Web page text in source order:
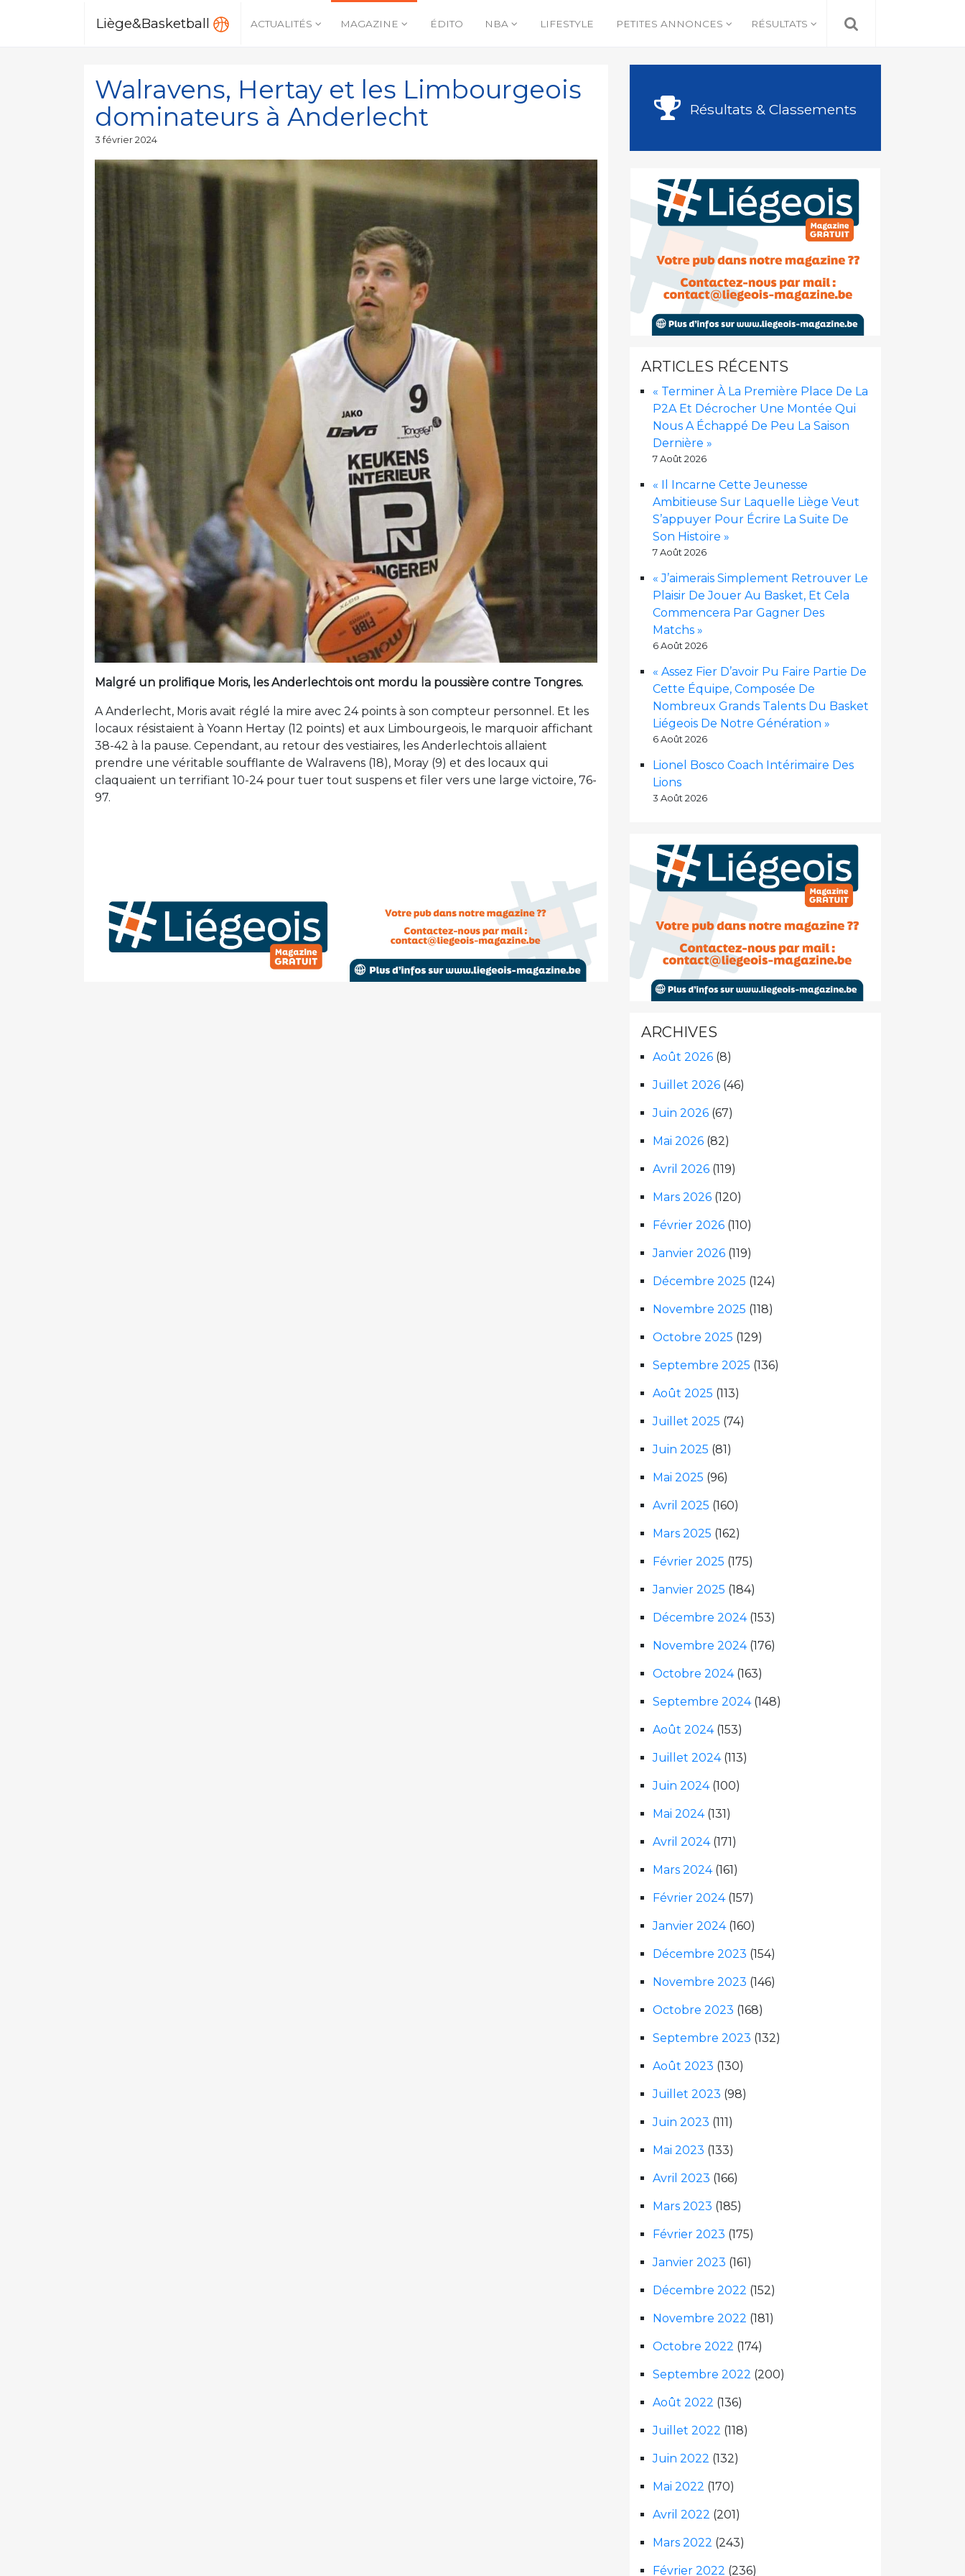
Liège&Basketball ACTUALITÉS MAGAZINE ÉDITO NBA LIFESTYLE PETITES ANNONCES RÉSULTATS
Walravens, Hertay et les Limbourgeois
dominateurs à Anderlecht
Publié
3 février 2024
Malgré un prolifique Moris, les Anderlechtois ont mordu la poussière contre Tongres.
A Anderlecht, Moris avait réglé la mire avec 24 points à son compteur personnel. Et les
locaux résistaient à Yoann Hertay (12 points) et aux Limbourgeois, le marquoir affichant
38-42 à la pause. Cependant, au retour des vestiaires, les Anderlechtois allaient
prendre une véritable soufflante de Walravens (18), Moray (9) et des locaux qui
claquaient un terrifiant 10-24 pour tuer tout suspens et filer vers une large victoire, 76-
97.
Résultats & Classements
ARTICLES RÉCENTS
« Terminer À La Première Place De La
P2A Et Décrocher Une Montée Qui
Nous A Échappé De Peu La Saison
Dernière »
7 Août 2026
« Il Incarne Cette Jeunesse
Ambitieuse Sur Laquelle Liège Veut
S’appuyer Pour Écrire La Suite De
Son Histoire »
7 Août 2026
« J’aimerais Simplement Retrouver Le
Plaisir De Jouer Au Basket, Et Cela
Commencera Par Gagner Des
Matchs »
6 Août 2026
« Assez Fier D’avoir Pu Faire Partie De
Cette Équipe, Composée De
Nombreux Grands Talents Du Basket
Liégeois De Notre Génération »
6 Août 2026
Lionel Bosco Coach Intérimaire Des
Lions
3 Août 2026
ARCHIVES
Août 2026 (8)
Juillet 2026 (46)
Juin 2026 (67)
Mai 2026 (82)
Avril 2026 (119)
Mars 2026 (120)
Février 2026 (110)
Janvier 2026 (119)
Décembre 2025 (124)
Novembre 2025 (118)
Octobre 2025 (129)
Septembre 2025 (136)
Août 2025 (113)
Juillet 2025 (74)
Juin 2025 (81)
Mai 2025 (96)
Avril 2025 (160)
Mars 2025 (162)
Février 2025 (175)
Janvier 2025 (184)
Décembre 2024(153)
Novembre 2024(176)
Octobre 2024(163)
Septembre 2024(148)
Août 2024(153)
Juillet 2024(113)
Juin 2024(100)
Mai 2024(131)
Avril 2024(171)
Mars 2024(161)
Février 2024(157)
Janvier 2024(160)
Décembre 2023 (154)
Novembre 2023 (146)
Octobre 2023 (168)
Septembre 2023 (132)
Août 2023 (130)
Juillet 2023 (98)
Juin 2023 (111)
Mai 2023 (133)
Avril 2023 (166)
Mars 2023 (185)
Février 2023 (175)
Janvier 2023 (161)
Décembre 2022 (152)
Novembre 2022 (181)
Octobre 2022 (174)
Septembre 2022 (200)
Août 2022 (136)
Juillet 2022 (118)
Juin 2022 (132)
Mai 2022 (170)
Avril 2022 (201)
Mars 2022 (243)
Février 2022 (236)